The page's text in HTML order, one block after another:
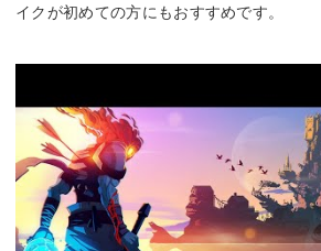
イクが初めての方にもおすすめです。